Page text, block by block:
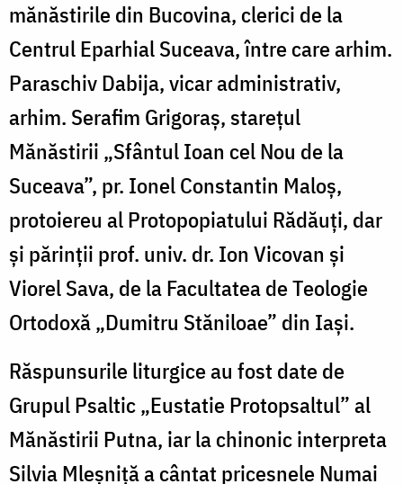
mănăstirile din Bucovina, clerici de la
Centrul Eparhial Suceava, între care arhim.
Paraschiv Dabija, vicar administrativ,
arhim. Serafim Grigoraș, starețul
Mănăstirii „Sfântul Ioan cel Nou de la
Suceava”, pr. Ionel Constantin Maloș,
protoiereu al Protopopiatului Rădăuți, dar
și părinții prof. univ. dr. Ion Vicovan și
Viorel Sava, de la Facultatea de Teologie
Ortodoxă „Dumitru Stăniloae” din Iași.
Răspunsurile liturgice au fost date de
Grupul Psaltic „Eustatie Protopsaltul” al
Mănăstirii Putna, iar la chinonic interpreta
Silvia Mleșniță a cântat pricesnele Numai